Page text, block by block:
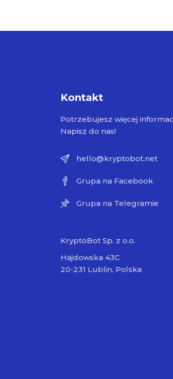
Kontakt
Potrzebujesz więcej
Napisz do nas!
hello@kryptobot.net
Grupa na Facebook
Grupa na Telegramie
KryptoBot Sp. z o.o.
Hajdowska 43C
20-231 Lublin, Polska